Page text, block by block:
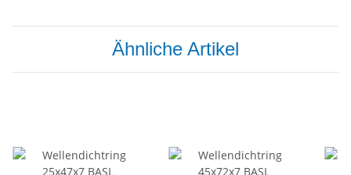
Ähnliche Artikel